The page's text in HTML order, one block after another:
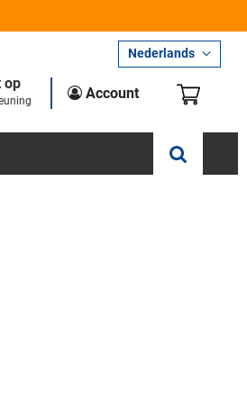
Taal
Nederlands
Account
op